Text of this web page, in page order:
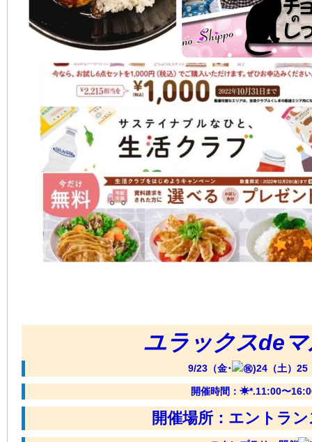
ユラックスde
9/23（金･ )24（土）25
開催時間：☀︎*.11:00〜
開催場所：エントラ